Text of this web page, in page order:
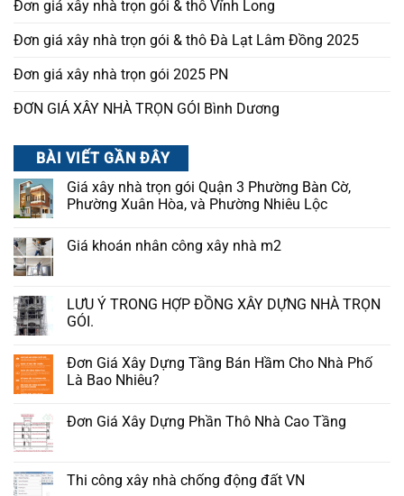
Đơn giá xây nhà trọn gói & thô Vĩnh Long
Đơn giá xây nhà trọn gói & thô Đà Lạt Lâm Đồng 2025
Đơn giá xây nhà trọn gói 2025 PN
ĐƠN GIÁ XÂY NHÀ TRỌN GÓI Bình Dương
BÀI VIẾT GẦN ĐÂY
Giá xây nhà trọn gói Quận 3 Phường Bàn Cờ,
Phường Xuân Hòa, và Phường Nhiêu Lộc
Giá khoán nhân công xây nhà m2
LƯU Ý TRONG HỢP ĐỒNG XÂY DỰNG NHÀ TRỌN
GÓI.
Đơn Giá Xây Dựng Tầng Bán Hầm Cho Nhà Phố
Là Bao Nhiêu?
Đơn Giá Xây Dựng Phần Thô Nhà Cao Tầng
Thi công xây nhà chống động đất VN